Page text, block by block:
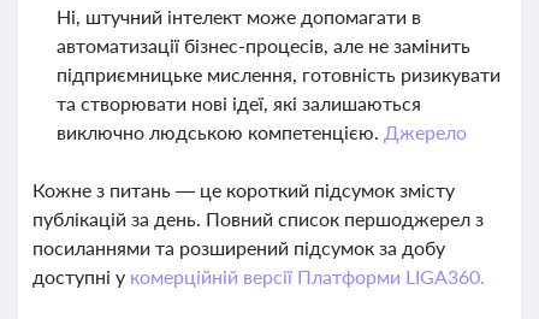
Ні, штучний інтелект може допомагати в
автоматизації бізнес-процесів, але не замінить
підприємницьке мислення, готовність ризикувати
та створювати нові ідеї, які залишаються
виключно людською компетенцією. Джерело
Кожне з питань — це короткий підсумок змісту
публікацій за день. Повний список першоджерел з
посиланнями та розширений підсумок за добу
доступні у комерційній версії Платформи LIGA360.